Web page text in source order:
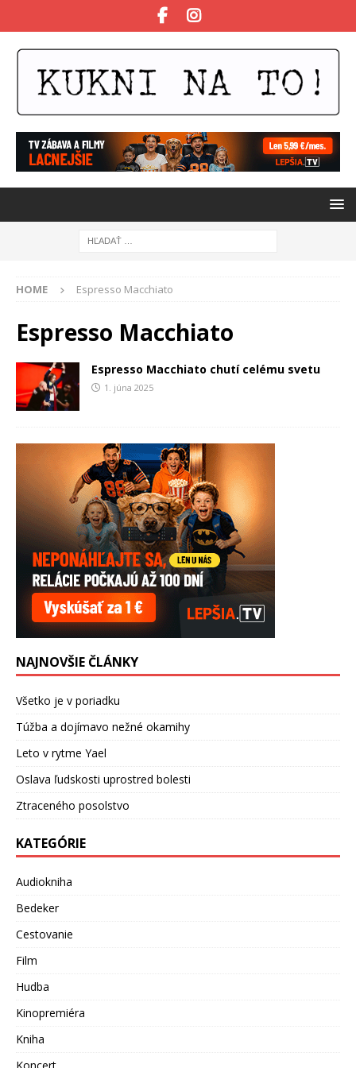
HOME Espresso Macchiato
Espresso Macchiato
Espresso Macchiato chutí celému svetu
1. júna 2025
NAJNOVŠIE ČLÁNKY
Všetko je v poriadku
Túžba a dojímavo nežné okamihy
Leto v rytme Yael
Oslava ľudskosti uprostred bolesti
Ztraceného posolstvo
KATEGÓRIE
Audiokniha
Bedeker
Cestovanie
Film
Hudba
Kinopremiéra
Kniha
Koncert